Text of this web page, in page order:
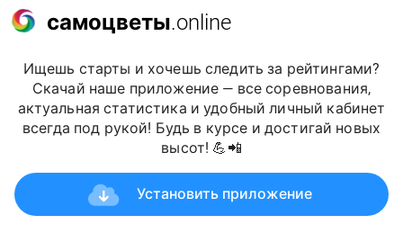
самоцветы.online
Ищешь старты и хочешь следить за рейтингами?
Скачай наше приложение — все соревнования,
актуальная статистика и удобный личный кабинет
всегда под рукой! Будь в курсе и достигай новых
высот! 💪📲
Установить приложение